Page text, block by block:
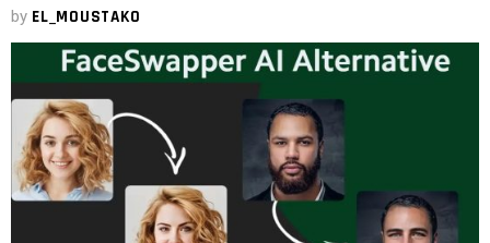
by EL_MOUSTAKO